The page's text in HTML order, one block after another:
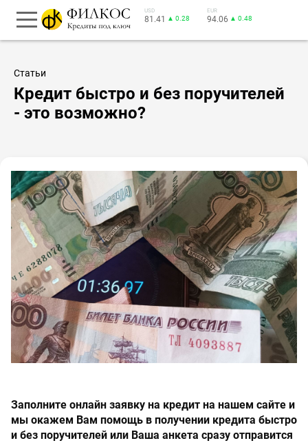
USD
81.41 ▲ 0.28
EUR
94.06 ▲ 0.48
Статьи
Кредит быстро и без поручителей
- это возможно?
Заполните онлайн заявку на кредит на нашем сайте и
мы окажем Вам помощь в получении кредита быстро
и без поручителей или Ваша анкета сразу отправится